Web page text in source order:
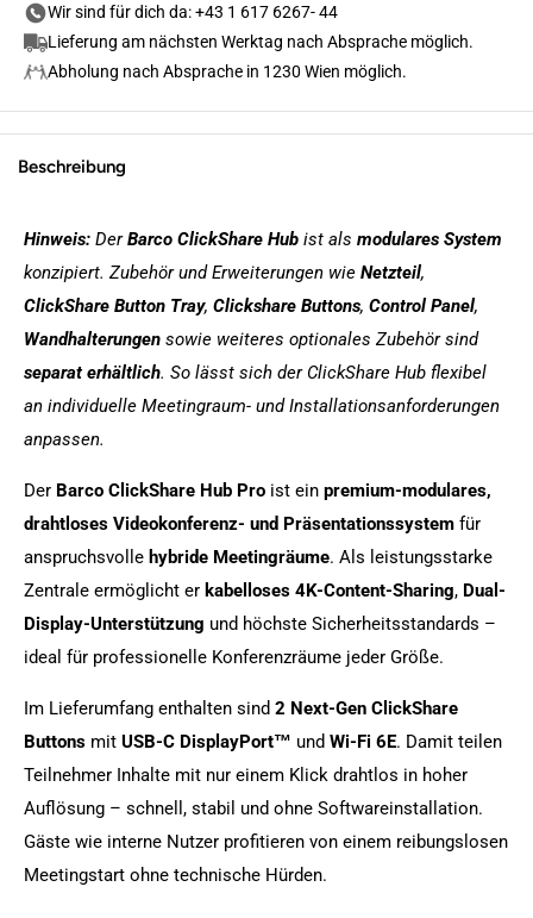
Wir sind für dich da: +43 1 617 6267- 44
Lieferung am nächsten Werktag nach Absprache möglich.
Abholung nach Absprache in 1230 Wien möglich.
Beschreibung
Hinweis: DerBarco ClickShare Hub ist als modulares System
konzipiert. Zubehör und Erweiterungen wie Netzteil,
ClickShare Button Tray, Clickshare Buttons, Control Panel,
Wandhalterungen sowie weiteres optionales Zubehör sind
separat erhältlich. So lässt sich der ClickShare Hub flexibel
an individuelle Meetingraum- und Installationsanforderungen
anpassen.
Der Barco ClickShare Hub Pro ist ein premium-modulares,
drahtloses Videokonferenz- und Präsentationssystem für
anspruchsvolle hybride Meetingräume. Als leistungsstarke
Zentrale ermöglicht er kabelloses 4K-Content-Sharing, Dual-
Display-Unterstützung und höchste Sicherheitsstandards –
ideal für professionelle Konferenzräume jeder Größe.
Im Lieferumfang enthalten sind 2 Next-Gen ClickShare
Buttons mit USB-C DisplayPort™ und Wi-Fi 6E. Damit teilen
Teilnehmer Inhalte mit nur einem Klick drahtlos in hoher
Auflösung – schnell, stabil und ohne Softwareinstallation.
Gäste wie interne Nutzer profitieren von einem reibungslosen
Meetingstart ohne technische Hürden.